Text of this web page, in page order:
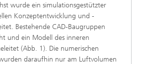
wurde ein simulationsgestützter
Konzeptentwicklung und -
Bestehende CAD-Baugruppen
und ein Modell des inneren
(Abb. 1). Die numerischen
daraufhin nur am Luftvolumen